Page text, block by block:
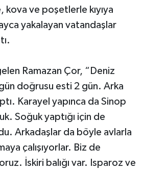
kova ve poşetlerle kıyıya
yakalayan vatandaşlar
Ramazan Çor, “Deniz
doğrusu esti 2 gün. Arka
Karayel yapınca da Sinop
Soğuk yaptığı için de
Arkadaşlar da böyle avlarla
çalışıyorlar. Biz de
İskiri balığı var. Isparoz ve